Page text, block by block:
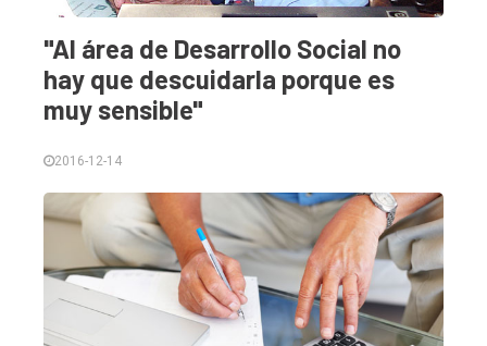
"Al área de Desarrollo Social no
hay que descuidarla porque es
muy sensible"
2016-12-14